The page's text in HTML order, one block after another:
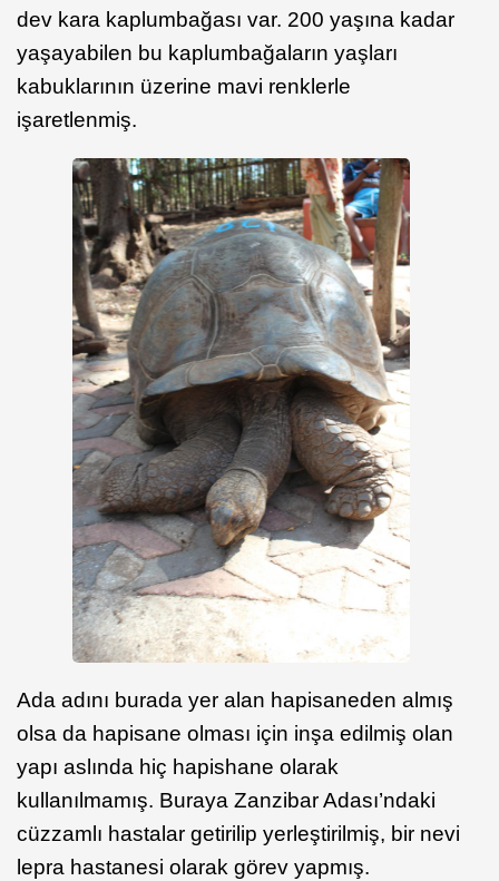
dev kara kaplumbağası var. 200 yaşına kadar
yaşayabilen bu kaplumbağaların yaşları
kabuklarının üzerine mavi renklerle
işaretlenmiş.
Ada adını burada yer alan hapisaneden almış
olsa da hapisane olması için inşa edilmiş olan
yapı aslında hiç hapishane olarak
kullanılmamış. Buraya Zanzibar Adası’ndaki
cüzzamlı hastalar getirilip yerleştirilmiş, bir nevi
lepra hastanesi olarak görev yapmış.